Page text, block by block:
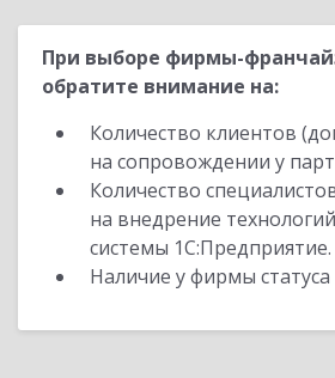
При выборе фирмы-
обратите внимание на:
Количество клиентов
на сопровождении у
Количество
на внедрение
системы 1С:Предприятие.
Наличие у фирмы статуса